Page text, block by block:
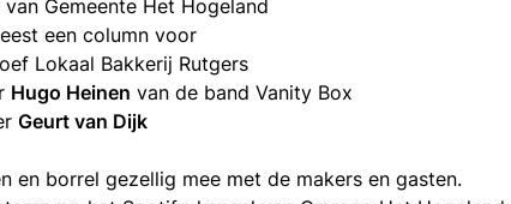
Gemeente Het Hogeland
een column voor
Lokaal Bakkerij Rutgers
Hugo Heinen van de band Vanity Box
Geurt van Dijk
en borrel gezellig mee met de makers en gasten.